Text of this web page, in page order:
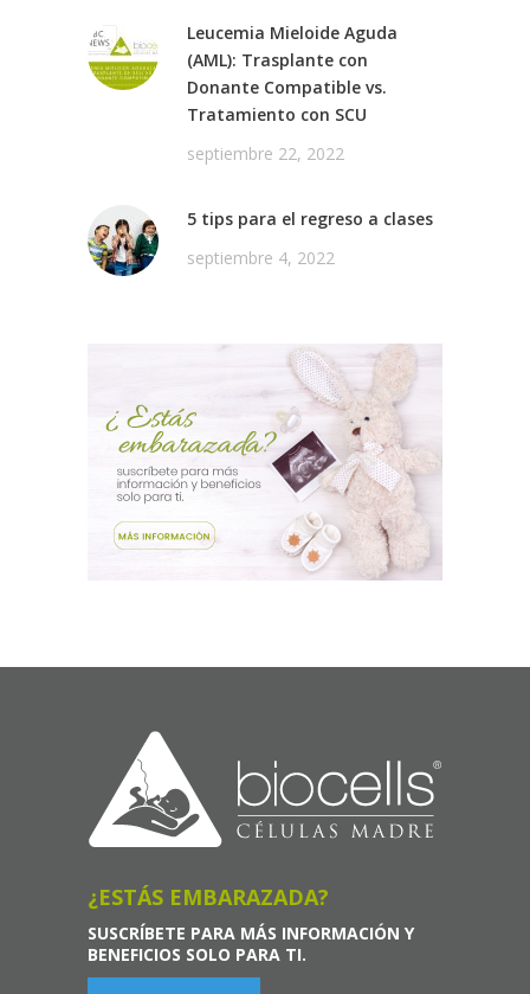
Leucemia Mieloide Aguda
(AML): Trasplante con
Donante Compatible vs.
Tratamiento con SCU
septiembre 22, 2022
5 tips para el regreso a clases
septiembre 4, 2022
¿ESTÁS EMBARAZADA?
SUSCRÍBETE PARA MÁS INFORMACIÓN Y
BENEFICIOS SOLO PARA TI.